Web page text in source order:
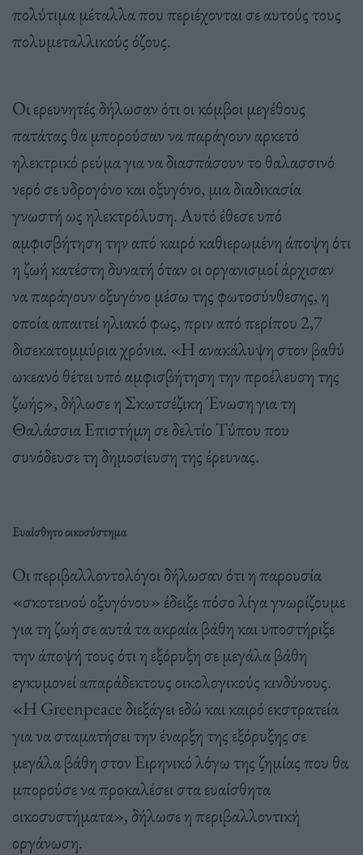
πολύτιμα μέταλλα που περιέχονται σε αυτούς τους
πολυμεταλλικούς όζους.
Οι ερευνητές δήλωσαν ότι οι κόμβοι μεγέθους
πατάτας θα μπορούσαν να παράγουν αρκετό
ηλεκτρικό ρεύμα για να διασπάσουν το θαλασσινό
νερό σε υδρογόνο και οξυγόνο, μια διαδικασία
γνωστή ως ηλεκτρόλυση. Αυτό έθεσε υπό
αμφισβήτηση την από καιρό καθιερωμένη άποψη ότι
η ζωή κατέστη δυνατή όταν οι οργανισμοί άρχισαν
να παράγουν οξυγόνο μέσω της φωτοσύνθεσης, η
οποία απαιτεί ηλιακό φως, πριν από περίπου 2,7
δισεκατομμύρια χρόνια. «Η ανακάλυψη στον βαθύ
ωκεανό θέτει υπό αμφισβήτηση την προέλευση της
ζωής», δήλωσε η Σκωτσέζικη Ένωση για τη
Θαλάσσια Επιστήμη σε δελτίο Τύπου που
συνόδευσε τη δημοσίευση της έρευνας.
Ευαίσθητο οικοσύστημα
Οι περιβαλλοντολόγοι δήλωσαν ότι η παρουσία
«σκοτεινού οξυγόνου» έδειξε πόσο λίγα γνωρίζουμε
για τη ζωή σε αυτά τα ακραία βάθη και υποστήριξε
την άποψή τους ότι η εξόρυξη σε μεγάλα βάθη
εγκυμονεί απαράδεκτους οικολογικούς κινδύνους.
«Η Greenpeace διεξάγει εδώ και καιρό εκστρατεία
για να σταματήσει την έναρξη της εξόρυξης σε
μεγάλα βάθη στον Ειρηνικό λόγω της ζημίας που θα
μπορούσε να προκαλέσει στα ευαίσθητα
οικοσυστήματα», δήλωσε η περιβαλλοντική
οργάνωση.